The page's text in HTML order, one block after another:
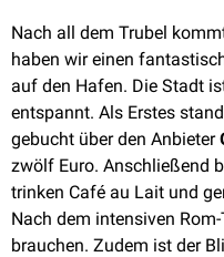
Nach all dem Trubel
haben wir einen
auf den Hafen. Die Stadt
entspannt. Als Erstes
gebucht über den Anbieter
zwölf Euro. Anschließend
trinken Café au Lait und
Nach dem intensiven
brauchen. Zudem ist der